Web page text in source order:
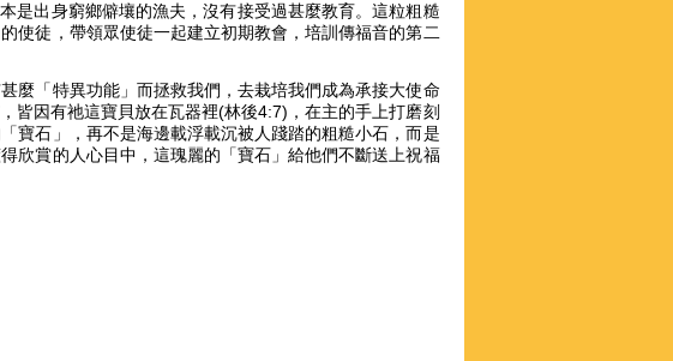
是出身窮鄉僻壤的漁夫，沒有接受過甚麼教育。這粒粗糙
使徒，帶領眾使徒一起建立初期教會，培訓傳福音的第二
麼「特異功能」而拯救我們，去栽培我們成為承接大使命
皆因有祂這寶貝放在瓦器裡(林後4:7)，在主的手上打磨刻
寶石」，再不是海邊載浮載沉被人踐踏的粗糙小石，而是
欣賞的人心目中，這瑰麗的「寶石」給他們不斷送上祝福